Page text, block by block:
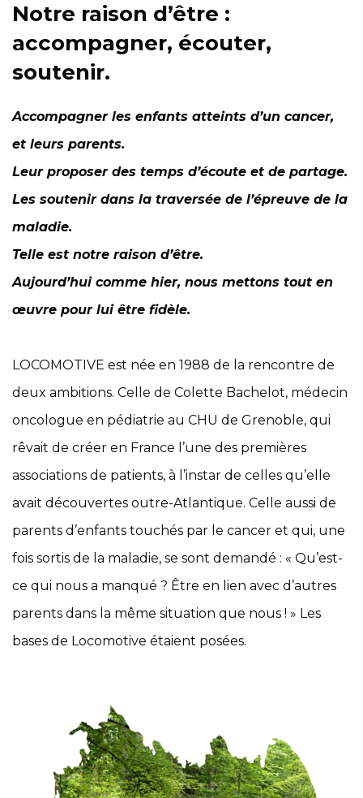
Notre raison d’être :
accompagner, écouter,
soutenir.
Accompagner les enfants atteints d’un cancer,
et leurs parents.
Leur proposer des temps d’écoute et de partage.
Les soutenir dans la traversée de l’épreuve de la
maladie.
Telle est notre raison d’être.
Aujourd’hui comme hier, nous mettons tout en
œuvre pour lui être fidèle.
LOCOMOTIVE est née en 1988 de la rencontre de
deux ambitions. Celle de Colette Bachelot, médecin
oncologue en pédiatrie au CHU de Grenoble, qui
rêvait de créer en France l’une des premières
associations de patients, à l’instar de celles qu’elle
avait découvertes outre-Atlantique. Celle aussi de
parents d’enfants touchés par le cancer et qui, une
fois sortis de la maladie, se sont demandé : « Qu’est-
ce qui nous a manqué ? Être en lien avec d’autres
parents dans la même situation que nous ! » Les
bases de Locomotive étaient posées.